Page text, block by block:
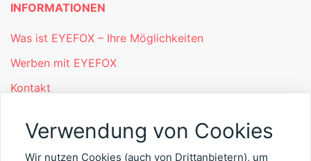
INFORMATIONEN
Was ist EYEFOX – Ihre Möglichkeiten
Werben mit EYEFOX
Kontakt
Impressum
Verwendung von Cookies
Wir nutzen Cookies (auch von Drittanbietern), um